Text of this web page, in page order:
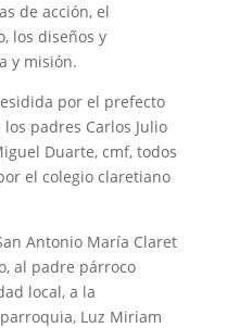
de acción, el
los diseños y
y misión.
por el prefecto
padres Carlos Julio
Duarte, cmf, todos
el colegio claretiano
Antonio María Claret
al padre párroco
local, a la
Luz Miriam